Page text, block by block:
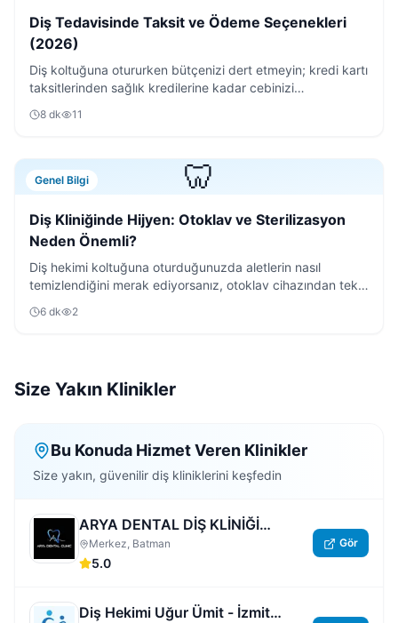
Diş Tedavisinde Taksit ve Ödeme Seçenekleri
(2026)
Diş koltuğuna otururken bütçenizi dert etmeyin; kredi kartı
taksitlerinden sağlık kredilerine kadar cebinizi
8 dk 11
🦷
Genel Bilgi
Diş Kliniğinde Hijyen: Otoklav ve Sterilizasyon
Neden Önemli?
Diş hekimi koltuğuna oturduğunuzda aletlerin nasıl
temizlendiğini merak ediyorsanız, otoklav cihazından tek
6 dk 2
Size Yakın Klinikler
Bu Konuda Hizmet Veren Klinikler
Size yakın, güvenilir diş kliniklerini keşfedin
ARYA DENTAL DİŞ KLİNİĞİ
BATMAN
Merkez, Batman
5.0
Gör
Diş Hekimi Uğur Ümit - İzmit